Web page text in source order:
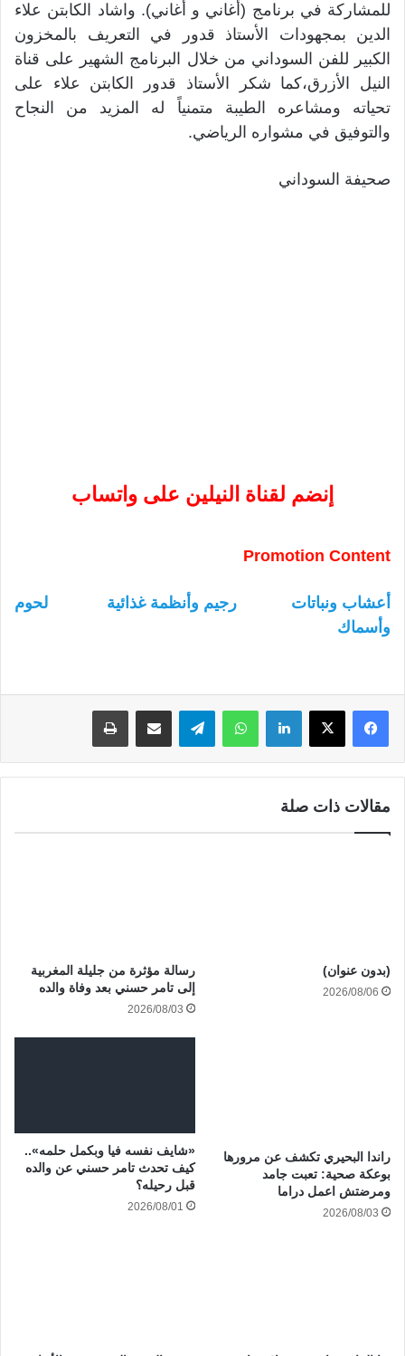
للمشاركة في برنامج (أغاني و أغاني). واشاد الكابتن علاء
الدين بمجهودات الأستاذ قدور في التعريف بالمخزون
الكبير للفن السوداني من خلال البرنامج الشهير على قناة
النيل الأزرق،كما شكر الأستاذ قدور الكابتن علاء على
تحياته ومشاعره الطيبة متمنياً له المزيد من النجاح
والتوفيق في مشواره الرياضي.
صحيفة السوداني
إنضم لقناة النيلين على واتساب
Promotion Content
أعشاب ونباتات رجيم وأنظمة غذائية
لحوم
وأسماك
لينكدإن واتساب
مقالات ذات صلة
(بدون عنوان)
2026/08/06
رسالة مؤثرة من جليلة المغربية
إلى تامر حسني بعد وفاة والده
2026/08/03
راندا البحيري تكشف عن مرورها
بوعكة صحية: تعبت جامد
ومرضتش اعمل دراما
2026/08/03
«شايف نفسه فيا وبكمل حلمه»..
كيف تحدث تامر حسني عن والده
قبل رحيله؟
2026/08/01